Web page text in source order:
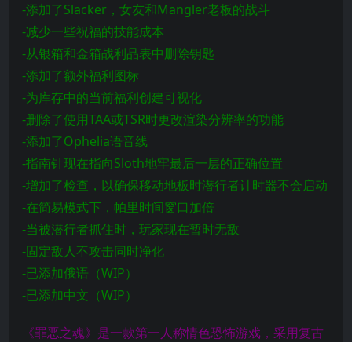
-添加了Slacker，女友和Mangler老板的战斗
-减少一些祝福的技能成本
-从银箱和金箱战利品表中删除钥匙
-添加了额外福利图标
-为库存中的当前福利创建可视化
-删除了使用TAA或TSR时更改渲染分辨率的功能
-添加了Ophelia语音线
-指南针现在指向Sloth地牢最后一层的正确位置
-增加了检查，以确保移动地板时潜行者计时器不会启动
-在简易模式下，帕里时间窗口加倍
-当被潜行者抓住时，玩家现在暂时无敌
-固定敌人不攻击同时净化
-已添加俄语（WIP）
-已添加中文（WIP）
《罪恶之魂》是一款第一人称情色恐怖游戏，采用复古